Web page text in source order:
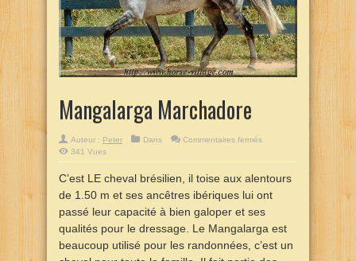
Mangalarga Marchadore
Auteur : Peter Dans Commentaires fermés
341 Vues
C’est LE cheval brésilien, il toise aux alentours
de 1.50 m et ses ancêtres ibériques lui ont
passé leur capacité à bien galoper et ses
qualités pour le dressage. Le Mangalarga est
beaucoup utilisé pour les randonnées, c’est un